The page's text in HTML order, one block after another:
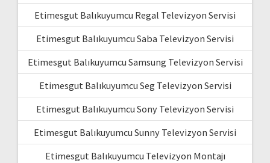
Etimesgut Balıkuyumcu Regal Televizyon Servisi
Etimesgut Balıkuyumcu Saba Televizyon Servisi
Etimesgut Balıkuyumcu Samsung Televizyon Servisi
Etimesgut Balıkuyumcu Seg Televizyon Servisi
Etimesgut Balıkuyumcu Sony Televizyon Servisi
Etimesgut Balıkuyumcu Sunny Televizyon Servisi
Etimesgut Balıkuyumcu Televizyon Montajı